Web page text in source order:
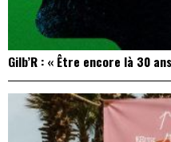
Gilb’R : « Être encore là 30